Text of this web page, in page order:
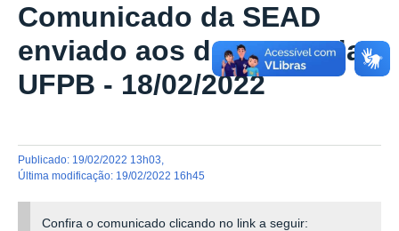
Comunicado da SEAD
enviado aos docentes da
UFPB - 18/02/2022
publicado: 19/02/2022 13h03
última modificação: 19/02/2022 16h45
Confira o comunicado clicando no link a seguir: